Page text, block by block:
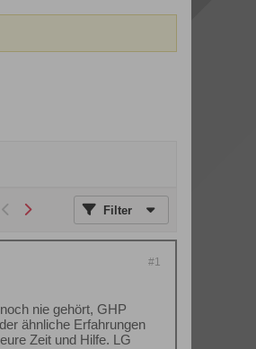
Filter
#1
nie gehört, GHP
ähnliche Erfahrungen
Zeit und Hilfe. LG